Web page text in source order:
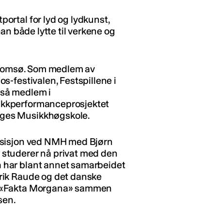
for lyd og lydkunst,
både lytte til verkene og
Som medlem av
festivalen, Festspillene i
medlem i
Musikkhøgskole.
ved NMH med Bjørn
nå privat med den
har blant annet samarbeidet
Raude og det danske
Morgana» sammen